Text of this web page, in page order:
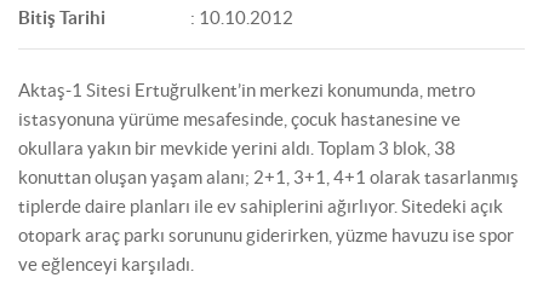
Bitiş Tarihi : 10.10.2012
Aktaş-1 Sitesi Ertuğrulkent’in merkezi konumunda, metro
istasyonuna yürüme mesafesinde, çocuk hastanesine ve
okullara yakın bir mevkide yerini aldı. Toplam 3 blok, 38
konuttan oluşan yaşam alanı; 2+1, 3+1, 4+1 olarak tasarlanmış
tiplerde daire planları ile ev sahiplerini ağırlıyor. Sitedeki açık
otopark araç parkı sorununu giderirken, yüzme havuzu ise spor
ve eğlenceyi karşıladı.